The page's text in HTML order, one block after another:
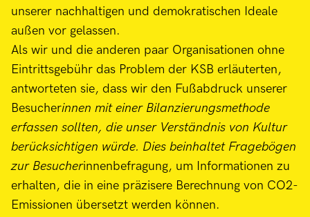
unserer nachhaltigen und demokratischen Ideale
außen vor gelassen.
Als wir und die anderen paar Organisationen ohne
Eintrittsgebühr das Problem der KSB erläuterten,
antworteten sie, dass wir den Fußabdruck unserer
Besucherinnen mit einer Bilanzierungsmethode
erfassen sollten, die unser Verständnis von Kultur
berücksichtigen würde. Dies beinhaltet Fragebögen
zur Besucherinnenbefragung, um Informationen zu
erhalten, die in eine präzisere Berechnung von CO2-
Emissionen übersetzt werden können.